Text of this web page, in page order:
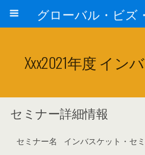
Xxx2021年度 イン
セミナー詳細情報
セミナー名 インバスケット・セ